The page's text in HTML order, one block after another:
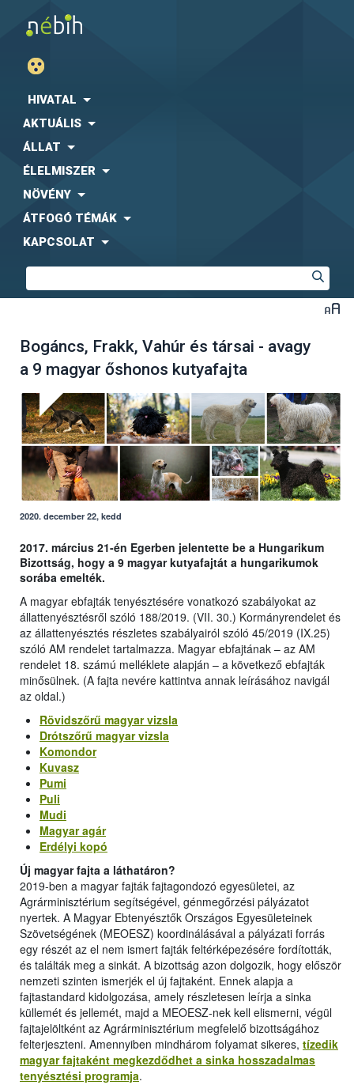
HIVATAL
AKTUÁLIS
ÁLLAT
ÉLELMISZER
NÖVÉNY
ÁTFOGÓ TÉMÁK
KAPCSOLAT
Bogáncs, Frakk, Vahúr és társai - avagy
a 9 magyar őshonos kutyafajta
2020. december 22, kedd
2017. március 21-én Egerben jelentette be a Hungarikum
Bizottság, hogy a 9 magyar kutyafajtát a hungarikumok
sorába emelték.
A magyar ebfajták tenyésztésére vonatkozó szabályokat az
állattenyésztésről szóló 188/2019. (VII. 30.) Kormányrendelet és
az állattenyésztés részletes szabályairól szóló 45/2019 (IX.25)
szóló AM rendelet tartalmazza. Magyar ebfajtának – az AM
rendelet 18. számú melléklete alapján – a következő ebfajták
minősülnek. (A fajta nevére kattintva annak leírásához navigál
az oldal.)
Rövidszőrű magyar vizsla
Drótszőrű magyar vizsla
Komondor
Kuvasz
Pumi
Puli
Mudi
Magyar agár
Erdélyi kopó
Új magyar fajta a láthatáron?
2019-ben a magyar fajták fajtagondozó egyesületei, az
Agrárminisztérium segítségével, génmegőrzési pályázatot
nyertek. A Magyar Ebtenyésztők Országos Egyesületeinek
Szövetségének (MEOESZ) koordinálásával a pályázati forrás
egy részét az el nem ismert fajták feltérképezésére fordították,
és találták meg a sinkát. A bizottság azon dolgozik, hogy először
nemzeti szinten ismerjék el új fajtaként. Ennek alapja a
fajtastandard kidolgozása, amely részletesen leírja a sinka
küllemét és jellemét, majd a MEOESZ-nek kell elismerni, végül
fajtajelöltként az Agrárminisztérium megfelelő bizottságához
felterjeszteni. Amennyiben mindhárom folyamat sikeres, tízedik
magyar fajtaként megkezdődhet a sinka hosszadalmas
tenyésztési programja.